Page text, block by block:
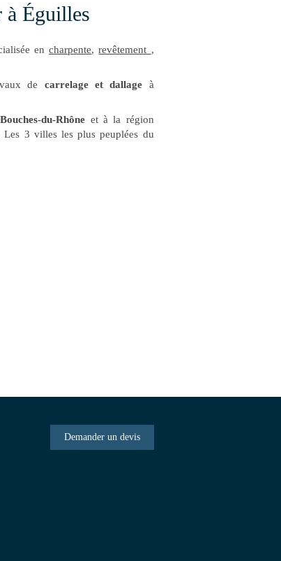
à Éguilles
encharpente,revêtement ,
de carrelage et dallage à
Bouches-du-Rhône et à la région
3 villes les plus peuplées du
Demander un devis
vos informations sont manipulées.